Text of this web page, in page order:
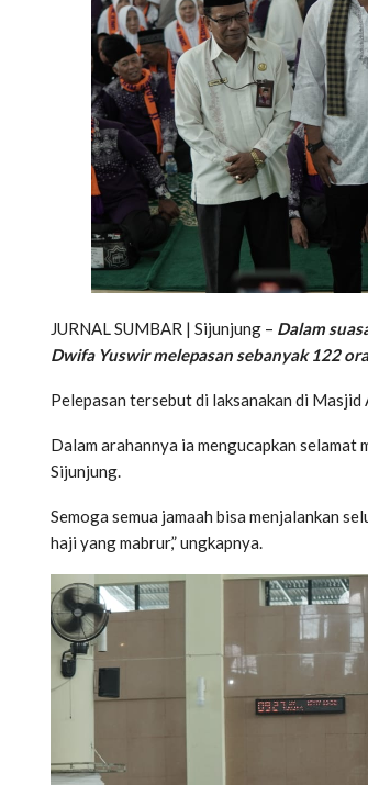
JURNAL SUMBAR | Sijunjung – Dalam
Dwifa Yuswir melepasan sebanyak 122
Pelepasan tersebut di laksanakan di
Dalam arahannya ia mengucapkan selamat
Sijunjung.
Semoga semua jamaah bisa menjalankan
haji yang mabrur,” ungkapnya.